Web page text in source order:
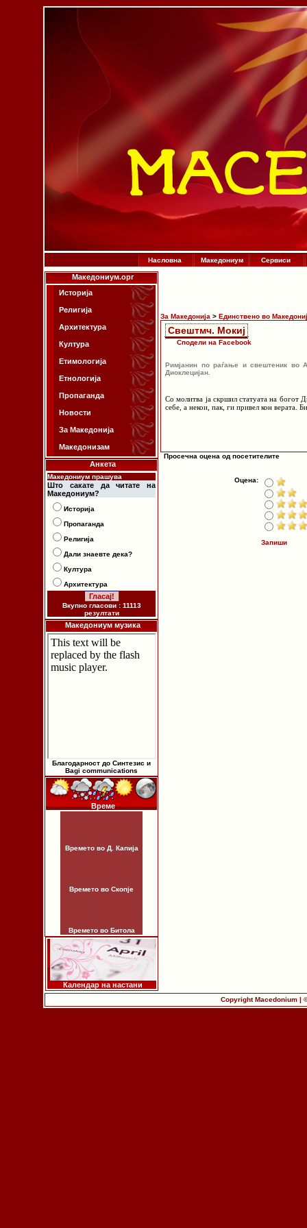
Насловна Македониум Сервиси
Македониум.орг
Историја
Религија
Архитектура
Култура
Етимологија
Етнологија
Пропаганда
Новости
За Македонија
Македонизам
Анкета
Македониум прашува
Што сакате да читате на
Македониум?
Историја
Пропаганда
Религија
Дали знаевте дека?
Култура
Архитектура
Вкупно гласови : 11113
резултати
Македониум музика
Благодарност до Синтезис и
Bagi communications
Време
Времето во Д. Капија
Времето во Скопје
Времето во Битола
Календар на настани
За Македонија > Единствено во
Свештмч. Мокиј
Сподели на Facebook
Римјанин по раѓање и свештеник во
Диоклецијан.
Со молитва ја скршил статуата на богот
себе, а некои, пак, ги привел кон верата.
Просечна оцена од посетителите
Оцена:
Запиши
Copyright Macedonium |